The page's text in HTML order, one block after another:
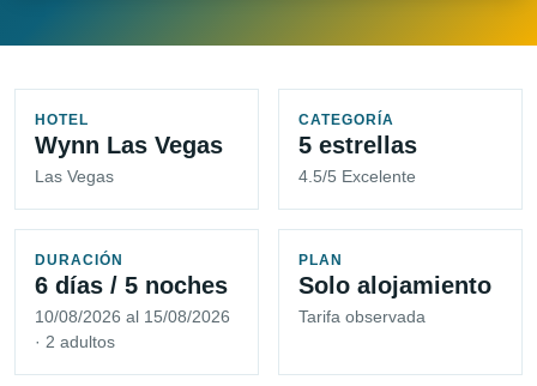
HOTEL
Wynn Las Vegas
Las Vegas
CATEGORÍA
5 estrellas
4.5/5 Excelente
DURACIÓN
6 días / 5 noches
10/08/2026 al 15/08/2026
· 2 adultos
PLAN
Solo alojamiento
Tarifa observada